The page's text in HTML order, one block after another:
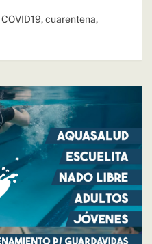
COVID19,cuarentena,